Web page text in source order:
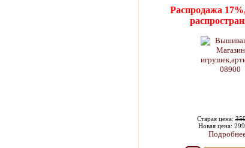
Распродажа
Старая цена:
Новая цена: